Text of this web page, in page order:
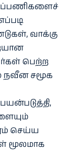
வாக்கு
பெற்ற
நவீன சமூக
செய்ய
மூலமாக